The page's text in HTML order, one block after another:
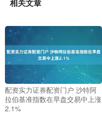
相关文章
配资实力证券配资门户 沙特阿
拉伯基准指数在早盘交易中上涨
2.1%